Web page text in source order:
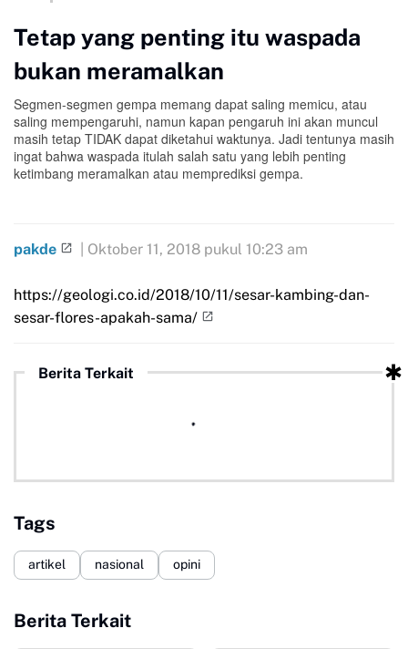
Tetap yang penting itu waspada
bukan meramalkan
Segmen-segmen gempa memang dapat saling memicu, atau
saling mempengaruhi, namun kapan pengaruh ini akan muncul
masih tetap TIDAK dapat diketahui waktunya. Jadi tentunya masih
ingat bahwa waspada itulah salah satu yang lebih penting
ketimbang meramalkan atau memprediksi gempa.
pakde | Oktober 11, 2018 pukul 10:23 am
https://geologi.co.id/2018/10/11/sesar-kambing-dan-
sesar-flores-apakah-sama/
Berita Terkait
Tags
artikel nasional opini
Berita Terkait